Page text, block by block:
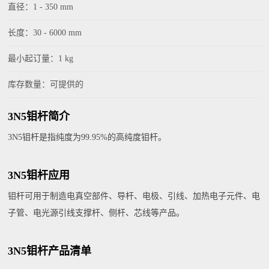
直径：1 - 350 mm
长度：30 - 6000 mm
最小起订量：1 kg
库存数量：可提供的
3N5钼杆简介
3N5钼杆是指纯度为99.95%的高纯度钼杆。
3N5钼杆应用
钼杆可用于制造电真空部件、导杆、电极、引线、加热电子元件、电
子管、电光源引线支撑杆、侧杆、芯线等产品。
3N5钼杆产品清单